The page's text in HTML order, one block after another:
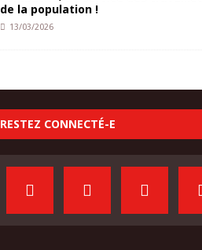
de la population !
13/03/2026
RESTEZ CONNECTÉ-E